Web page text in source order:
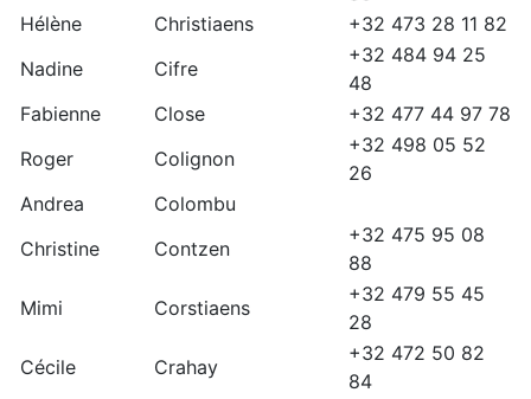
Hélène
Christiaens
+32 473 28 11 82
Nadine
Cifre
+32 484 94 25
48
Fabienne
Close
+32 477 44 97 78
Roger
Colignon
+32 498 05 52
26
Andrea
Colombu
Christine
Contzen
+32 475 95 08
88
Mimi
Corstiaens
+32 479 55 45
28
Cécile
Crahay
+32 472 50 82
84